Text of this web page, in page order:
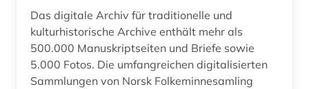
Das digitale Archiv für traditionelle und
kulturhistorische Archive enthält mehr als
500.000 Manuskriptseiten und Briefe sowie
5.000 Fotos. Die umfangreichen digitalisierten
Sammlungen von Norsk Folkeminnesamling